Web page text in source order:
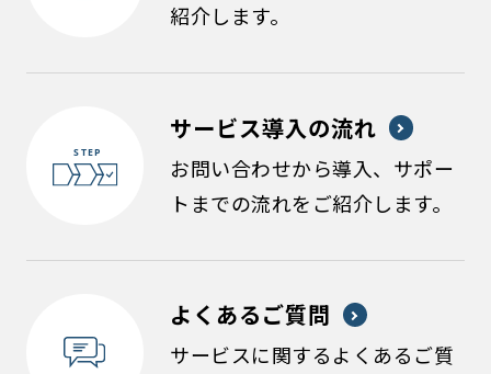
紹介します。
サービス導入の流れ
お問い合わせから導入、サポー
トまでの流れをご紹介します。
よくあるご質問
サービスに関するよくあるご質